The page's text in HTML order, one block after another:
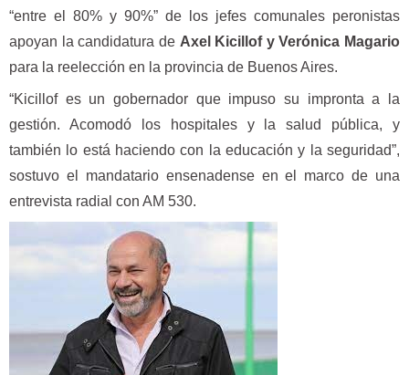
“entre el 80% y 90%” de los jefes comunales peronistas
apoyan la candidatura de Axel Kicillof y Verónica Magario
para la reelección en la provincia de Buenos Aires.
“Kicillof es un gobernador que impuso su impronta a la
gestión. Acomodó los hospitales y la salud pública, y
también lo está haciendo con la educación y la seguridad”,
sostuvo el mandatario ensenadense en el marco de una
entrevista radial con AM 530.